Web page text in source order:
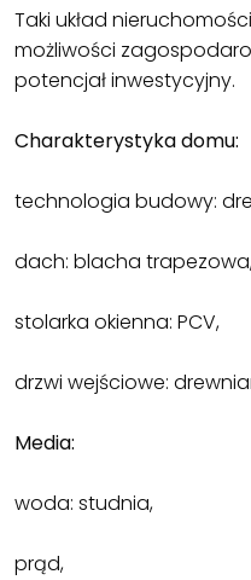
Taki układ
możliwości
potencjał inwestycyjny.
Charakterystyka domu:
technologia budowy:
dach: blacha
stolarka okienna: PCV,
drzwi wejściowe:
Media:
woda: studnia,
prąd,